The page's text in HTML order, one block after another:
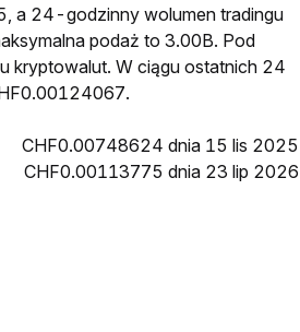
a 24-godzinny wolumen tradingu
podaż to 3.00B. Pod
kryptowalut. W ciągu ostatnich 24
CHF0.00748624 dnia 15 lis 2025
CHF0.00113775 dnia 23 lip 2026